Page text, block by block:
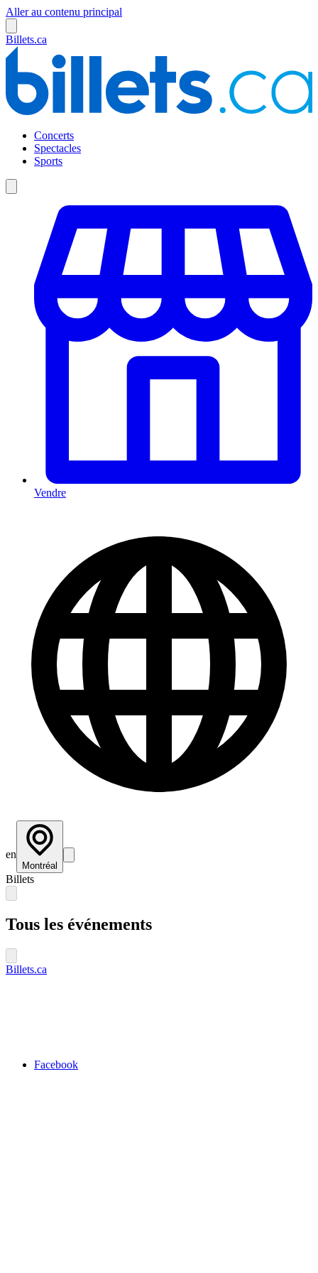
Aller au contenu principal
Billets.ca
Concerts
Spectacles
Sports
Vendre
en
Montréal
Billets
Tous les événements
Billets.ca
Facebook